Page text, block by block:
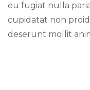
eu fugiat nulla
cupidatat non
deserunt mollit